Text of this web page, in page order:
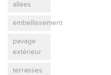
allées
embellissement
pavage
extérieur
terrasses